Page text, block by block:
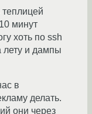
минут
хоть по ssh
лету и дампы
в
делать.
они через